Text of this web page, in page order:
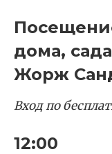
дома,
Жорж
Вход по
12:00